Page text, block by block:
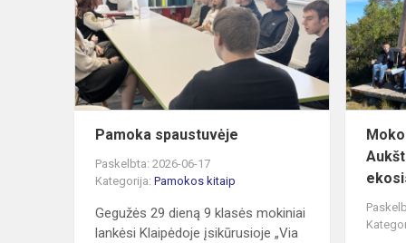
Pamoka spaustuvėje
Paskelbta: 2026-06-17
Kategorija: Pamokos kitaip
Gegužės 29 dieną 9 klasės mokiniai
lankėsi Klaipėdoje įsikūrusioje „Via